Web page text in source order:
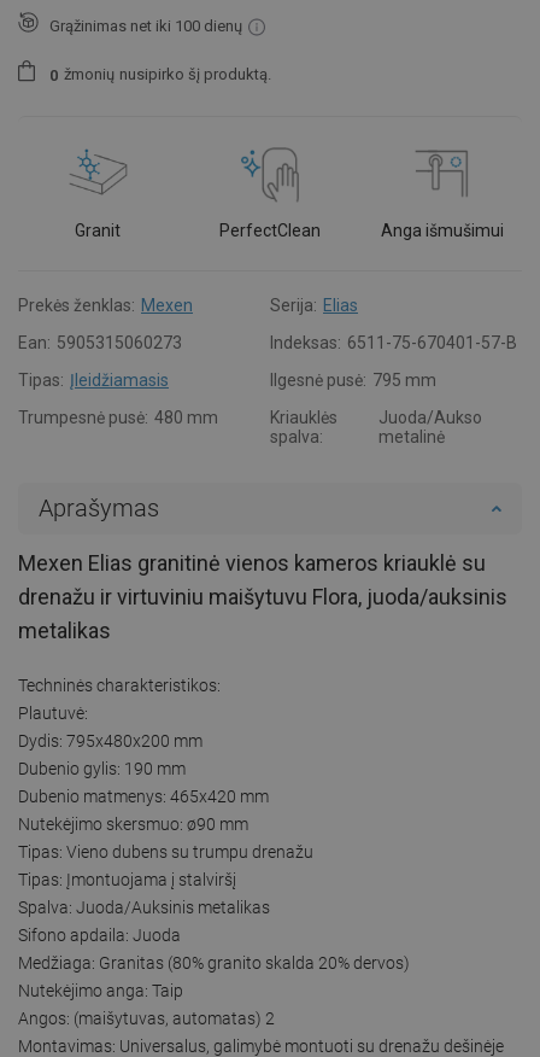
Grąžinimas net iki 100 dienų
0 žmonių nusipirko šį produktą.
Granit PerfectClean Anga išmušimui
Prekės ženklas: Mexen Serija: Elias
Ean: 5905315060273 Indeksas: 6511-75-670401-57-B
Tipas: Įleidžiamasis Ilgesnė pusė: 795 mm
Trumpesnė pusė: 480 mm
Kriauklės
spalva:
Juoda/Aukso
metalinė
Aprašymas
Mexen Elias granitinė vienos kameros kriauklė su
drenažu ir virtuviniu maišytuvu Flora, juoda/auksinis
metalikas
Techninės charakteristikos:
Plautuvė:
Dydis: 795x480x200 mm
Dubenio gylis: 190 mm
Dubenio matmenys: 465x420 mm
Nutekėjimo skersmuo: ø90 mm
Tipas: Vieno dubens su trumpu drenažu
Tipas: Įmontuojama į stalviršį
Spalva: Juoda/Auksinis metalikas
Sifono apdaila: Juoda
Medžiaga: Granitas (80% granito skalda 20% dervos)
Nutekėjimo anga: Taip
Angos: (maišytuvas, automatas) 2
Montavimas: Universalus, galimybė montuoti su drenažu dešinėje